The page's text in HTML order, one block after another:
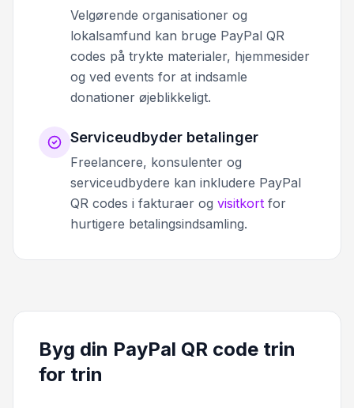
Velgørende organisationer og
lokalsamfund kan bruge PayPal QR
codes på trykte materialer, hjemmesider
og ved events for at indsamle
donationer øjeblikkeligt.
Serviceudbyder betalinger
Freelancere, konsulenter og
serviceudbydere kan inkludere PayPal
QR codes i fakturaer og visitkort for
hurtigere betalingsindsamling.
Byg din PayPal QR code trin
for trin